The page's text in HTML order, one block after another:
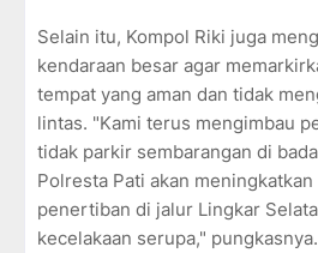
Selain itu, Kompol Riki juga
kendaraan besar agar
tempat yang aman dan tidak
lintas. "Kami terus mengimbau
tidak parkir sembarangan di
Polresta Pati akan
penertiban di jalur Lingkar
kecelakaan serupa," pungkasnya.